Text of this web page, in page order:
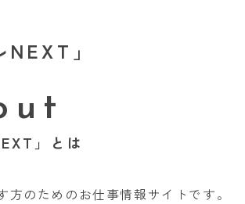
NEXT」
」とは
方のための お仕事情報サイトです。